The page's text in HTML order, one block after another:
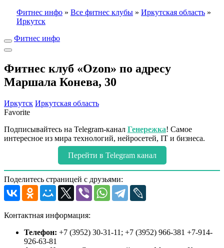
Фитнес инфо » Все фитнес клубы » Иркутская область »
Иркутск
Фитнес инфо
Фитнес клуб «Ozon» по адресу
Маршала Конева, 30
Иркутск Иркутская область
Favorite
Подписывайтесь на Telegram-канал Генережка! Самое
интересное из мира технологий, нейросетей, IT и бизнеса.
Перейти в Telegram канал
Поделитесь страницей с друзьями:
Контактная информация:
Телефон: +7 (3952) 30-31-11; +7 (3952) 966-381 +7-914-
926-63-81